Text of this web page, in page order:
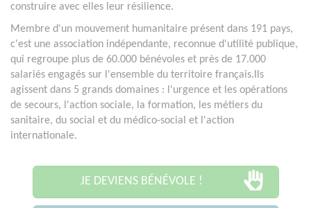
construire avec elles leur résilience.
Membre d'un mouvement humanitaire présent dans 191 pays,
c'est une association indépendante, reconnue d'utilité publique,
qui regroupe plus de 60.000 bénévoles et près de 17.000
salariés engagés sur l'ensemble du territoire français.Ils
agissent dans 5 grands domaines : l'urgence et les opérations
de secours, l'action sociale, la formation, les métiers du
sanitaire, du social et du médico-social et l'action
internationale.
JE DEVIENS BÉNÉVOLE !